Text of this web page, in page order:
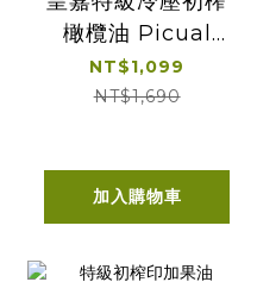
橄欖油 Picual
500ml 單入經典提
盒
NT$1,099
NT$1,690
加入購物車